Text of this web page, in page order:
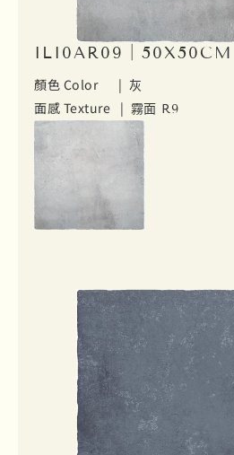
ILI0AR09｜50X50CM
顏色 Color | 灰
面感 Texture | 霧面 R9